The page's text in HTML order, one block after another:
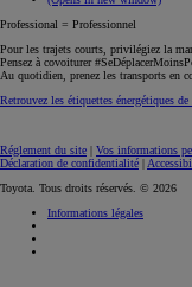
Professional = Professionnel
Pour les trajets courts, privilégiez la
Pensez à covoiturer
Au quotidien, prenez les transports en
Retrouvez les étiquettes énergétiques
Réglement du site | Vos informations
Déclaration de confidentialité |
Toyota. Tous droits réservés. © 2026
Informations légales